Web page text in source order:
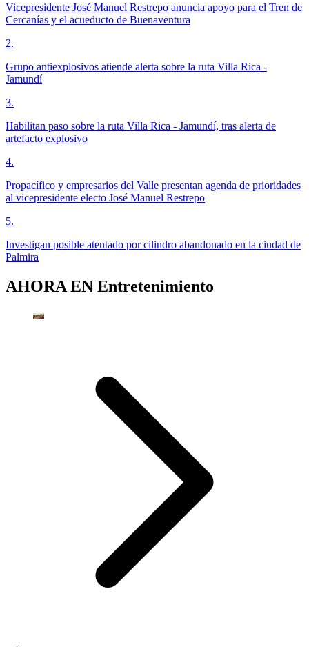
Vicepresidente José Manuel Restrepo anuncia apoyo para el Tren de
Cercanías y el acueducto de Buenaventura
2.
Grupo antiexplosivos atiende alerta sobre la ruta Villa Rica -
Jamundí
3.
Habilitan paso sobre la ruta Villa Rica - Jamundí, tras alerta de
artefacto explosivo
4.
Propacífico y empresarios del Valle presentan agenda de prioridades
al vicepresidente electo José Manuel Restrepo
5.
Investigan posible atentado por cilindro abandonado en la ciudad de
Palmira
AHORA EN Entretenimiento